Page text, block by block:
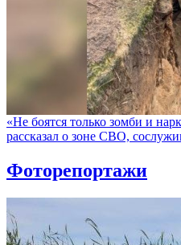
«Не боятся только зомби и
рассказал о зоне СВО,
Фоторепортажи